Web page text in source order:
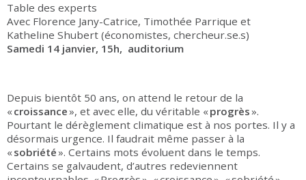
Table des experts
Avec Florence Jany-Catrice, Timothée Parrique et
Katheline Shubert (économistes, chercheur.se.s)
Samedi 14 janvier, 15h, auditorium
Depuis bientôt 50 ans, on attend le retour de la
«croissance», et avec elle, du véritable «progrès».
Pourtant le dérèglement climatique est à nos portes. Il y a
désormais urgence. Il faudrait même passer à la
«sobriété». Certains mots évoluent dans le temps.
Certains se galvaudent, d’autres redeviennent